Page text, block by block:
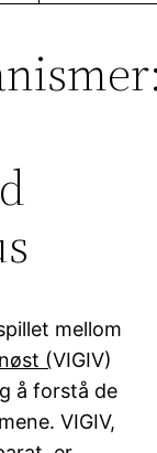
mellom
(VIGIV)
å forstå de
VIGIV,